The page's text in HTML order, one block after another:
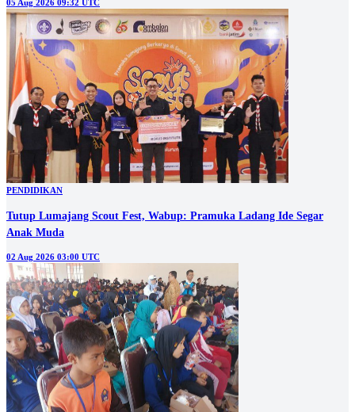
05 Aug 2026 09:32 UTC
PENDIDIKAN
Tutup Lumajang Scout Fest, Wabup: Pramuka Ladang Ide Segar
Anak Muda
02 Aug 2026 03:00 UTC